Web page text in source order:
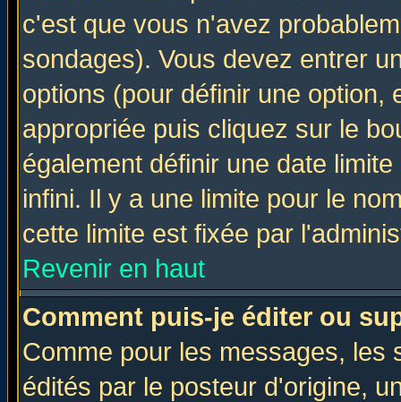
c'est que vous n'avez
sondages). Vous devez entrer
options (pour définir une option,
appropriée puis cliquez sur le
également définir une date
infini. Il y a une limite pour le
cette limite est fixée par
Revenir en haut
Comment puis-je éditer ou
Comme pour les messages, les
édités par le posteur d'origine,